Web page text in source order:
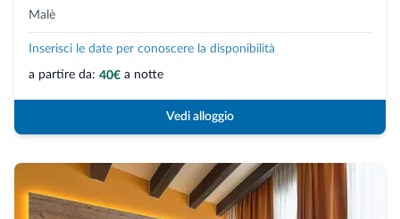
Malè
Inserisci le date per conoscere la disponibilità
a partire da: 40€ a notte
Vedi alloggio